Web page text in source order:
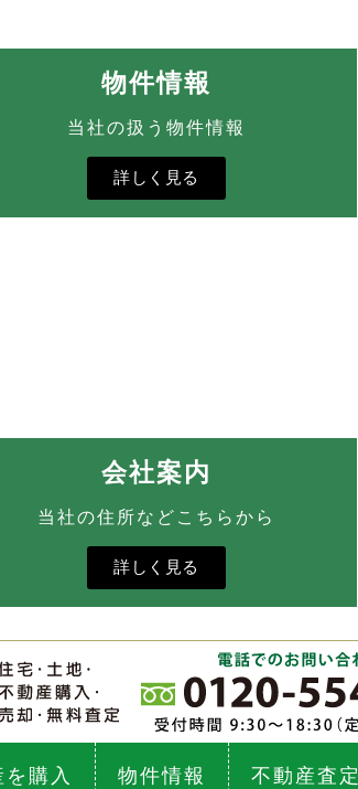
物件情報
当社の扱う物件情報
詳しく見る
会社案内
当社の住所などこちらから
詳しく見る
購入 物件情報 不動産査定